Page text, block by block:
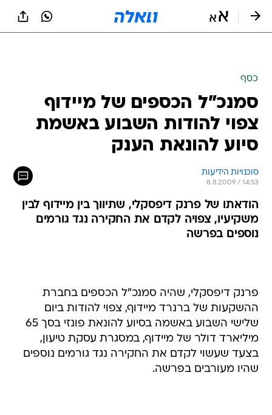
כסף
סמנכ"ל הכספים של מיידוף
צפוי להודות השבוע באשמת
סיוע להונאת הענק
סוכנויות הידיעות
8.8.2009 / 14:53
הודאתו של פרנק דיפסקלי, שתיווך בין מיידוף לבין
משקיעיו, צפויה לקדם את החקירה נגד גורמים
נוספים בפרשה
פרנק דיפסקלי, שהיה סמנכ"ל הכספים בחברת
ההשקעות של ברנרד מיידוף, צפוי להודות ביום
שלישי השבוע באשמה בסיוע להונאת פונזי בסך 65
מיליארד דולר של מיידוף, במסגרת עסקת טיעון,
בצעד שעשוי לקדם את החקירה נגד גורמים נוספים
שהיו מעורבים בפרשה.